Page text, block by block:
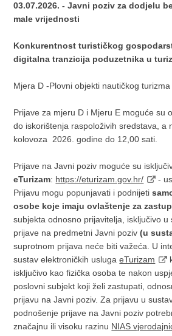
03.07.2026. - Javni poziv za dodjelu
male vrijednosti
Konkurentnost turističkog
digitalna tranzicija poduzetnika u
Mjera D -Plovni objekti nautičkog
Prijave za mjeru D i Mjeru E moguće su
do iskorištenja raspoloživih sredstava, a
kolovoza 2026. godine do 12,00 sati.
Prijave na Javni poziv moguće su
eTurizam: https://eturizam.gov.hr/
-
Prijavu mogu popunjavati i podnijeti
osobe koje imaju ovlaštenje za
subjekta odnosno prijavitelja, isključivo u
prijave na predmetni Javni poziv(u
suprotnom prijava neće biti važeća. U
sustav elektroničkih uslugaeTurizam
isključivo kao fizička osoba te nakon
poslovni subjekt koji želi zastupati,
prijavu na Javni poziv. Za prijavu u
podnošenje prijave na Javni poziv
značajnu ili visoku razinu NIAS